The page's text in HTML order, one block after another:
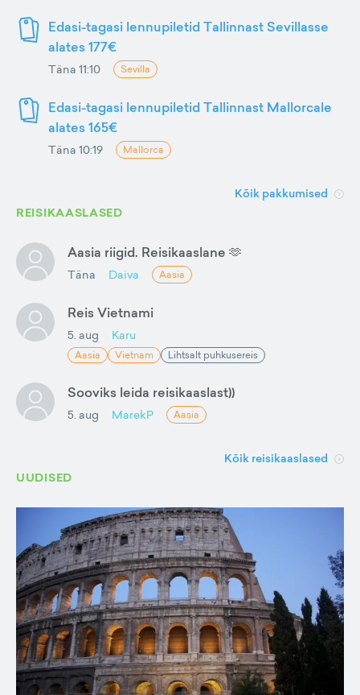
Edasi-tagasi lennupiletid Tallinnast Sevillasse
alates 177€
Täna 11:10 Sevilla
Edasi-tagasi lennupiletid Tallinnast Mallorcale
alates 165€
Täna 10:19 Mallorca
Kõik pakkumised
REISIKAASLASED
Aasia riigid. Reisikaaslane 🫶
Täna Daiva Aasia
Reis Vietnami
5. aug Karu
Aasia Vietnam Lihtsalt puhkusereis
Sooviks leida reisikaaslast))
5. aug MarekP Aasia
Kõik reisikaaslased
UUDISED